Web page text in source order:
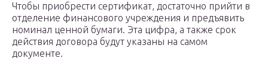
Чтобы приобрести сертификат, достаточно прийти в
отделение финансового учреждения и предъявить
номинал ценной бумаги. Эта цифра, а также срок
действия договора будут указаны на самом
документе.